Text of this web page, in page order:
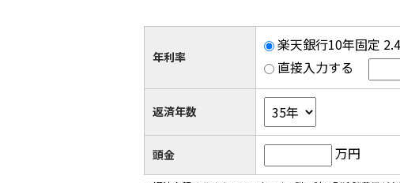
年利率
楽天銀行10年固定
直接入力する
返済年数
頭金 万円